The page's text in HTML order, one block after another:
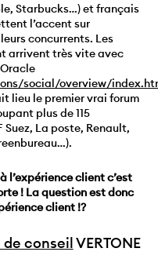
Starbucks…) et français
l’accent sur
concurrents. Les
arrivent très vite avec
social/overview/
lieu le premier vrai forum
plus de 115
La poste, Renault,
l’expérience client c’est
! La question est donc
client !?
conseilVERTONE